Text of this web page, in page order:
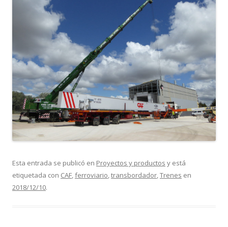
Esta entrada se publicó en Proyectos y productos y está
etiquetada con CAF,ferroviario,transbordador,Trenes en
2018/12/10.